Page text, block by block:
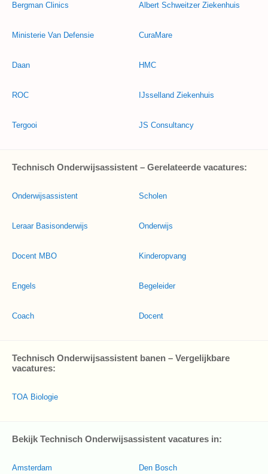
Bergman Clinics
Ministerie Van Defensie
Daan
ROC
Tergooi
Albert Schweitzer Ziekenhuis
CuraMare
HMC
IJsselland Ziekenhuis
JS Consultancy
Technisch Onderwijsassistent – Gerelateerde vacatures:
Onderwijsassistent
Leraar Basisonderwijs
Docent MBO
Engels
Coach
Scholen
Onderwijs
Kinderopvang
Begeleider
Docent
Technisch Onderwijsassistent banen – Vergelijkbare
vacatures:
TOA Biologie
Bekijk Technisch Onderwijsassistent vacatures in:
Amsterdam Den Bosch